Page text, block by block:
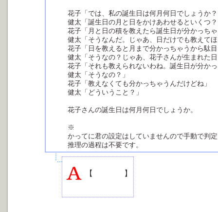
花子「では、私の誕生日は何月何日でしょうか
健太「誕生日の月と日をかけあわせるといくつ
花子「月と日の積を教えたら誕生日が分かっち
健太「そうなんだ。じゃあ、日だけでも教えて
花子「日を教えると月まで分かっちゃうから駄
健太「そうなの？じゃあ、花子さんが生まれた
花子「それも教えられないわね。誕生日が分か
健太「そうなの？」
花子「教えなくても分かっちゃうんだけどね」
健太「どういうこと？」
花子さんの誕生日は何月何日でしょうか。
※
かってに君の設定はしていませんので手動で判
推理の過程は不要です。
【 】